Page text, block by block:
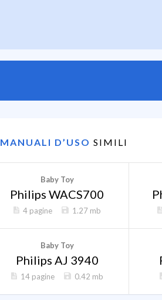
MANUALI D’USO SIMILI
Baby Toy
Philips WACS700
4 pagine 1.27 mb
Baby Toy
Philips AJ 3940
14 pagine 0.42 mb